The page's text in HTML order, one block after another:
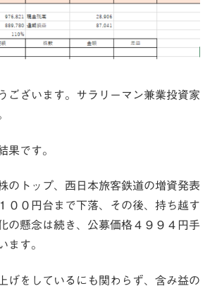
ございます。サラリーマン兼業投資家
果です。
のトップ、西日本旅客鉄道の増資発表
００円台まで下落、その後、持ち越す
の懸念は続き、公募価格４９９４円手
ます。
げをしているにも関わらず、含み益の